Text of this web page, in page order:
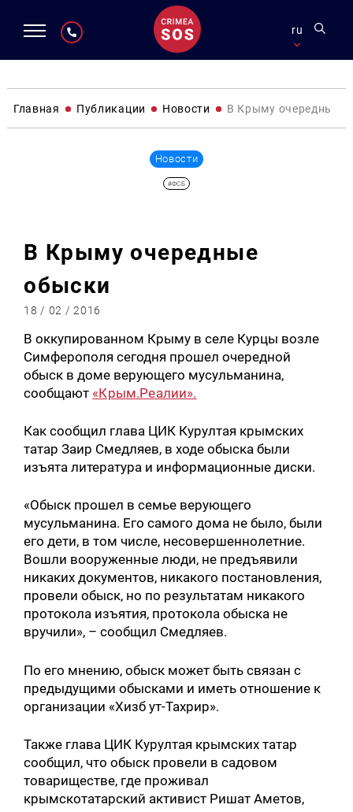
ru
Главная Публикации Новости В Крыму очередные
Новости
#ФСБ
В Крыму очередные
обыски
18 / 02 / 2016
В оккупированном Крыму в селе Курцы возле
Симферополя сегодня прошел очередной
обыск в доме верующего мусульманина,
сообщают «Крым.Реалии».
Как сообщил глава ЦИК Курултая крымских
татар Заир Смедляев, в ходе обыска были
изъята литература и информационные диски.
«Обыск прошел в семье верующего
мусульманина. Его самого дома не было, были
его дети, в том числе, несовершеннолетние.
Вошли вооруженные люди, не предъявили
никаких документов, никакого постановления,
провели обыск, но по результатам никакого
протокола изъятия, протокола обыска не
вручили», – сообщил Смедляев.
По его мнению, обыск может быть связан с
предыдущими обысками и иметь отношение к
организации «Хизб ут-Тахрир».
Также глава ЦИК Курултая крымских татар
сообщил, что обыск провели в садовом
товариществе, где проживал
крымскотатарский активист Ришат Аметов,